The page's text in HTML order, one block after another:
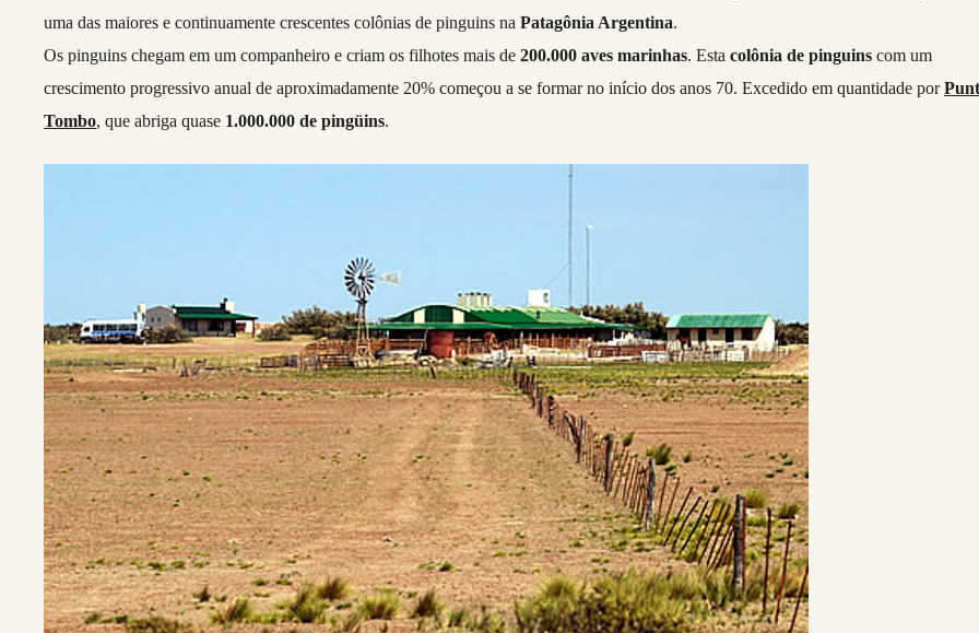
uma das maiores e continuamente crescentes colônias de pinguins naPatagônia Argentina.
Os pinguins chegam em um companheiro e criam os filhotes mais de200.000 aves marinhas. Estacolônia de pinguins com um
crescimento progressivo anual de aproximadamente 20% começou a se formar no início dos anos 70. Excedido em quantidade por
Tombo, que abriga quase 1.000.000 de pingüins.